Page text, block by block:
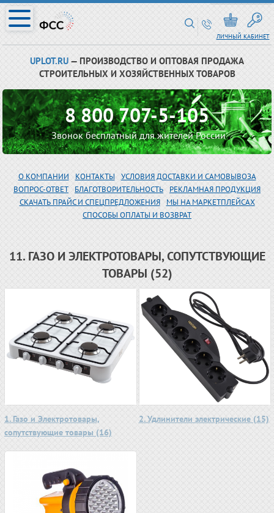
ЛИЧНЫЙ КАБИНЕТ
UPLOT.RU — ПРОИЗВОДСТВО И ОПТОВАЯ ПРОДАЖА
СТРОИТЕЛЬНЫХ И ХОЗЯЙСТВЕННЫХ ТОВАРОВ
8 800 707-5-105
Звонок бесплатный для жителей России
О КОМПАНИИ КОНТАКТЫ
УСЛОВИЯ ДОСТАВКИ И САМОВЫВОЗА
ВОПРОС-ОТВЕТ
БЛАГОТВОРИТЕЛЬНОСТЬ
РЕКЛАМНАЯ ПРОДУКЦИЯ
СКАЧАТЬ ПРАЙС И СПЕЦПРЕДЛОЖЕНИЯ
МЫ НА МАРКЕТПЛЕЙСАХ
СПОСОБЫ ОПЛАТЫ И ВОЗВРАТ
11. ГАЗО И ЭЛЕКТРОТОВАРЫ, СОПУТСТВУЮЩИЕ
ТОВАРЫ (52)
1. Газо и Электротовары,
сопутствующие товары (16)
2. Удлинители электрические (15)